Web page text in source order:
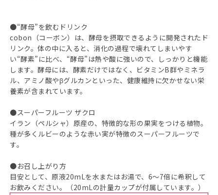
●“酵母”を飲むドリンク
cobon（コーボン）は、酵母を摂取できるように開発されたド
リンク。体の中に入ると、消化の過程で壊れてしまいやす
い“酵素”に比べ、“酵母”は熱や酸に強いので、しっかりと機能
します。酵母には、酵素だけではなく、ビタミンB群やミネラ
ル、アミノ酸やβグルカンといった、健康維持に欠かせない栄
養素が含まれています。
●スーパーフルーツ ザクロ
イラン（ペルシャ）原産の、特徴的な形の果実をつける植物。
種が多くルビーのような赤い実が特徴のスーパーフルーツで
す。
●お召し上がり方
目安として、原液20mLを水またはお湯で、6～7倍に希釈して
お飲みください。（20mLの計量カップが付属しています。）